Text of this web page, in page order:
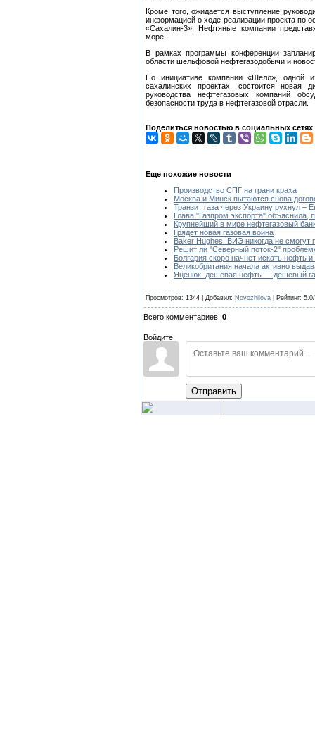
Кроме того, ожидается выступление
информацией о ходе реализации проекта по
«Сахалин-3». Нефтяные компании
море.
В рамках программы конференции
области шельфовой нефтегазодобычи и
По инициативе компании «Шелл», одной
сахалинских проектах, состоится новая
руководства нефтегазовых компаний
безопасности труда в нефтегазовой отрасли.
Поделиться новостью в социальных сетях
Еще похожие новости
Производство СПГ на грани краха
Москва и Минск пытаются снова
Транзит газа через Украину рухнул –
Глава "Газпром экспорта" объяснила,
Крупнейший в мире нефтегазовый
Грядет новая газовая война
Baker Hughes: ВИЭ никогда не смогут
Решит ли "Северный поток-2"
Болгария скоро начнет искать нефть
Великобритания начала активно
Яценюк: дешевая нефть — дешевый
Просмотров: 1344 | Добавил: Novozhilova | Рейтинг:
Всего комментариев: 0
Войдите:
Отправить